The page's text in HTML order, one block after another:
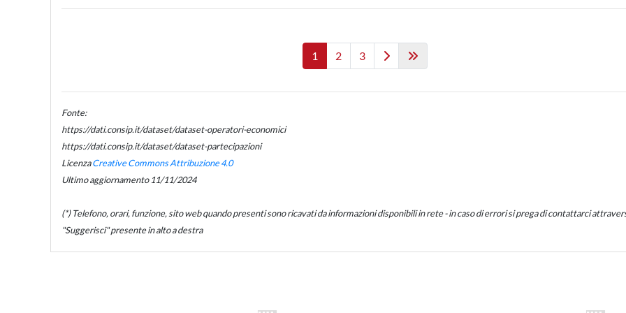
1 2 3
Fonte:
https://dati.consip.it/dataset/dataset-operatori-economici
https://dati.consip.it/dataset/dataset-partecipazioni
LicenzaCreative Commons Attribuzione 4.0
Ultimo aggiornamento 11/11/2024
(*) Telefono, orari, funzione, sito web quando presenti sono ricavati da informazioni disponibili in rete - in caso di errori si prega di contattarci
"Suggerisci" presente in alto a destra